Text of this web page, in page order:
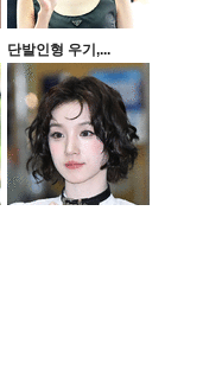
단발인형 우기,...